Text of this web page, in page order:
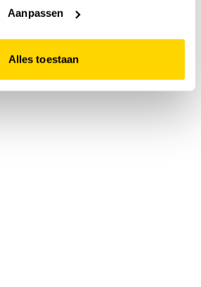
functioneert.
Aanpassen
Alles toestaan